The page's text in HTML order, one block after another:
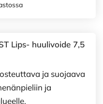
Lips- huulivoide 7,5
ja suojaava
ja